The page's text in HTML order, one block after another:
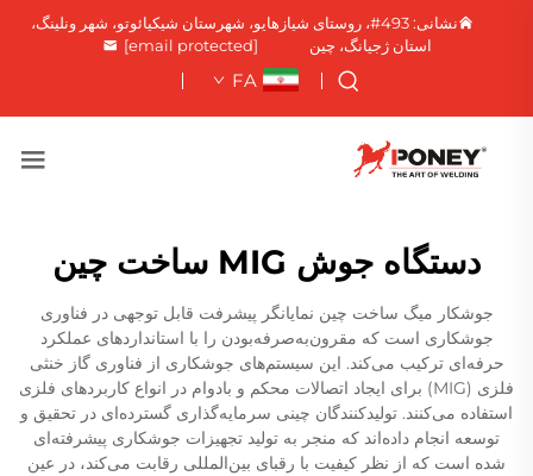
نشانی: 493#، روستای شیازهایو، شهرستان شیکیائوتو، شهر ونلینگ،
استان ژجیانگ، چین
[email protected]
FA
دستگاه جوش MIG ساخت چین
جوشکار میگ ساخت چین نمایانگر پیشرفت قابل توجهی در فناوری
جوشکاری است که مقرون‌به‌صرفه‌بودن را با استانداردهای عملکرد
حرفه‌ای ترکیب می‌کند. این سیستم‌های جوشکاری از فناوری گاز خنثی
فلزی (MIG) برای ایجاد اتصالات محکم و بادوام در انواع کاربردهای فلزی
استفاده می‌کنند. تولیدکنندگان چینی سرمایه‌گذاری گسترده‌ای در تحقیق و
توسعه انجام داده‌اند که منجر به تولید تجهیزات جوشکاری پیشرفته‌ای
شده است که از نظر کیفیت با رقبای بین‌المللی رقابت می‌کند، در عین